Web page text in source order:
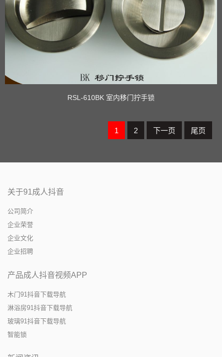
RSL-610BK 室内移门拧手锁
1 2 下一页 尾页
关于91成人抖音
公司简介
企业荣誉
企业文化
企业招聘
产品成人抖音视频APP
木门91抖音下载导航
淋浴房91抖音下载导航
玻璃91抖音下载导航
智能锁